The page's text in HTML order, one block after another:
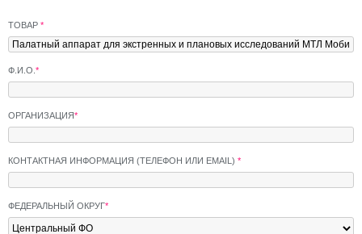
ТОВАР *
Ф.И.О. *
ОРГАНИЗАЦИЯ*
КОНТАКТНАЯ ИНФОРМАЦИЯ (ТЕЛЕФОН ИЛИ EMAIL) *
ФЕДЕРАЛЬНЫЙ ОКРУГ*